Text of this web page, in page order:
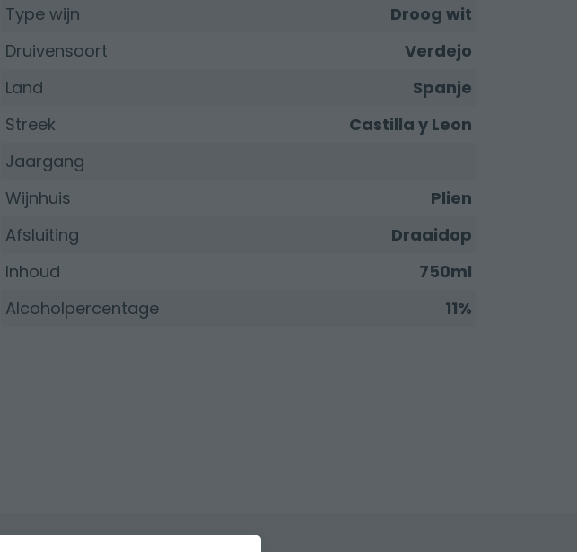
Type wijn
Droog wit
Druivensoort
Verdejo
Land
Spanje
Streek
Castilla y Leon
Jaargang
Wijnhuis
Plien
Afsluiting
Draaidop
Inhoud
750ml
Alcoholpercentage
11%